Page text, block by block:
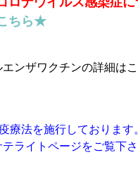
ちら★
エンザワクチンの詳細は
療法を施行しております
ライトページをご覧下さ